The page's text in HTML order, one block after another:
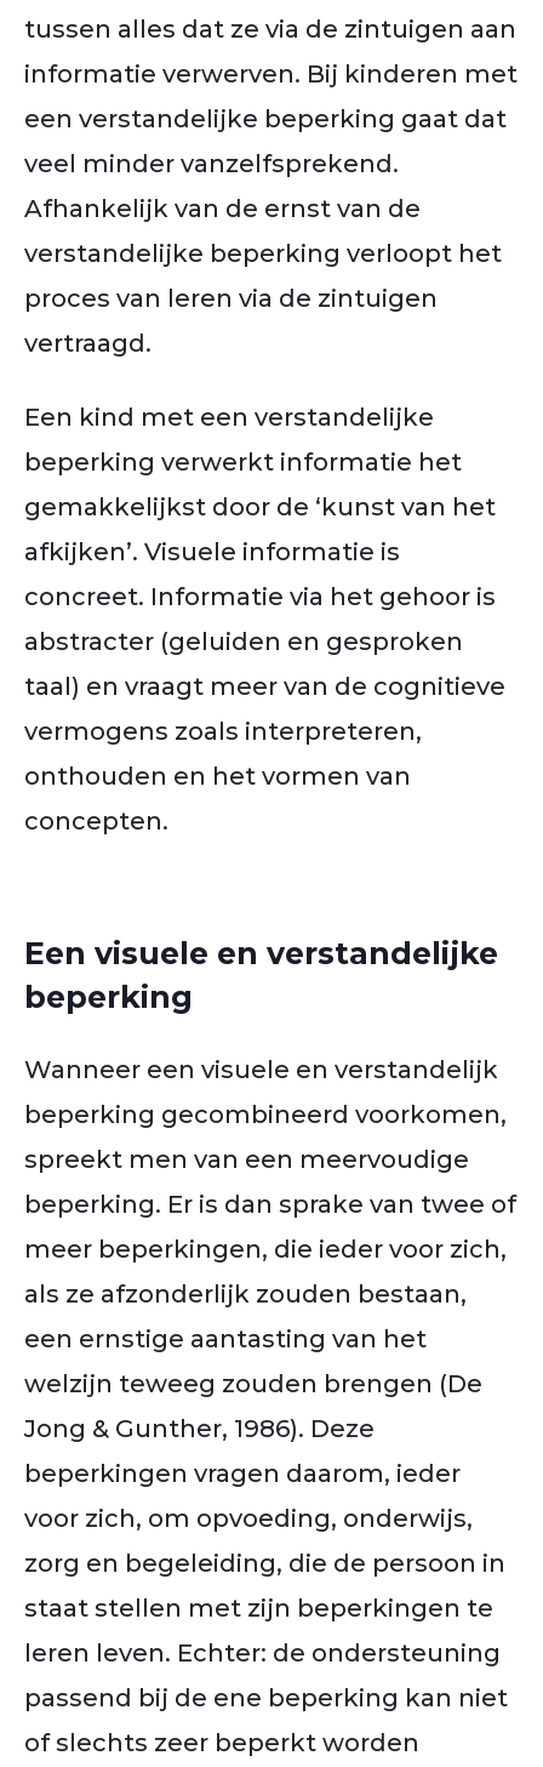
tussen alles dat ze via de zintuigen aan
informatie verwerven. Bij kinderen met
een verstandelijke beperking gaat dat
veel minder vanzelfsprekend.
Afhankelijk van de ernst van de
verstandelijke beperking verloopt het
proces van leren via de zintuigen
vertraagd.
Een kind met een verstandelijke
beperking verwerkt informatie het
gemakkelijkst door de ‘kunst van het
afkijken’. Visuele informatie is
concreet. Informatie via het gehoor is
abstracter (geluiden en gesproken
taal) en vraagt meer van de cognitieve
vermogens zoals interpreteren,
onthouden en het vormen van
concepten.
Een visuele en verstandelijke
beperking
Wanneer een visuele en verstandelijk
beperking gecombineerd voorkomen,
spreekt men van een meervoudige
beperking. Er is dan sprake van twee of
meer beperkingen, die ieder voor zich,
als ze afzonderlijk zouden bestaan,
een ernstige aantasting van het
welzijn teweeg zouden brengen (De
Jong & Gunther, 1986). Deze
beperkingen vragen daarom, ieder
voor zich, om opvoeding, onderwijs,
zorg en begeleiding, die de persoon in
staat stellen met zijn beperkingen te
leren leven. Echter: de ondersteuning
passend bij de ene beperking kan niet
of slechts zeer beperkt worden